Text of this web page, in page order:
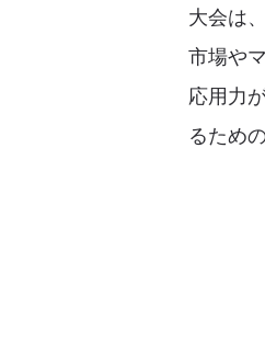
大会は
市場や
応用力
るため